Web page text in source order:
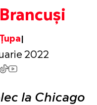
2022
la Chicago